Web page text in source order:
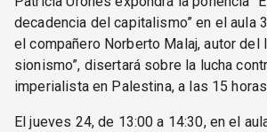
decadencia del capitalismo” en el aula
el compañero Norberto Malaj, autor del
sionismo”, disertará sobre la lucha
imperialista en Palestina, a las 15
El jueves 24, de 13:00 a 14:30, en el